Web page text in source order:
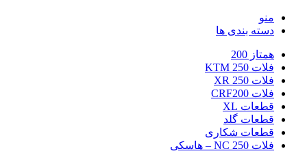
منو
دسته بندی ها
همتاز 200
فلات 250 KTM
فلات 250 XR
فلات CRF200
قطعات XL
قطعات گلد
قطعات شکاری
فلات NC 250 – هاسکی